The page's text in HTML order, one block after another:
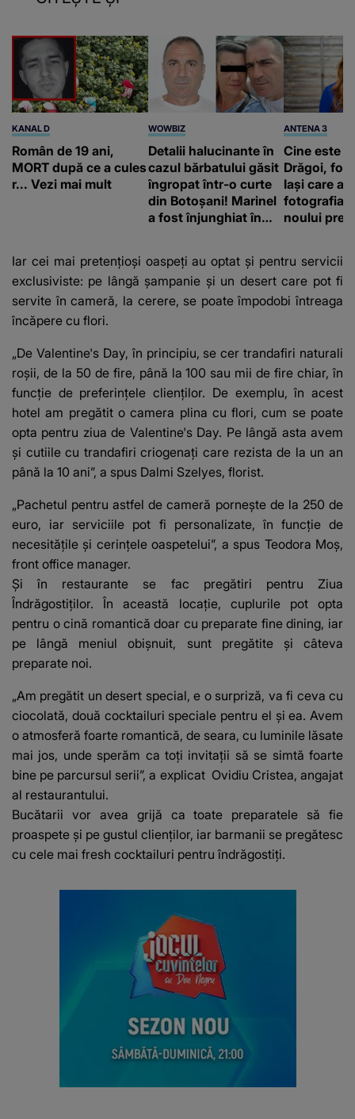
KANAL D
Român de 19 ani,
MORT după ce a cules
r... Vezi mai mult
WOWBIZ
Detalii halucinante în
cazul bărbatului găsit
îngropat într-o curte
din Botoșani! Marinel
a fost înjunghiat în
suspecți
ANTENA 3
Cine este
Drăgoi,
Iași care a
fotografia
noului
Iar cei mai pretențioși oaspeți au optat și pentru servicii
exclusiviste: pe lângă șampanie și un desert care pot fi
servite în cameră, la cerere, se poate împodobi întreaga
încăpere cu flori.
„De Valentine's Day, în principiu, se cer trandafiri naturali
roșii, de la 50 de fire, până la 100 sau mii de fire chiar, în
funcție de preferințele clienților. De exemplu, în acest
hotel am pregătit o camera plina cu flori, cum se poate
opta pentru ziua de Valentine's Day. Pe lângă asta avem
și cutiile cu trandafiri criogenați care rezista de la un an
până la 10 ani”, a spus Dalmi Szelyes, florist.
„Pachetul pentru astfel de cameră pornește de la 250 de
euro, iar serviciile pot fi personalizate, în funcție de
necesitățile și cerințele oaspetelui”, a spus Teodora Moș,
front office manager.
Și în restaurante se fac pregătiri pentru Ziua
Îndrăgostiților. În această locație, cuplurile pot opta
pentru o cină romantică doar cu preparate fine dining, iar
pe lângă meniul obișnuit, sunt pregătite și câteva
preparate noi.
„Am pregătit un desert special, e o surpriză, va fi ceva cu
ciocolată, două cocktailuri speciale pentru el și ea. Avem
o atmosferă foarte romantică, de seara, cu luminile lăsate
mai jos, unde sperăm ca toți invitații să se simtă foarte
bine pe parcursul serii”, a explicat Ovidiu Cristea, angajat
al restaurantului.
Bucătarii vor avea grijă ca toate preparatele să fie
proaspete și pe gustul clienților, iar barmanii se pregătesc
cu cele mai fresh cocktailuri pentru îndrăgostiți.